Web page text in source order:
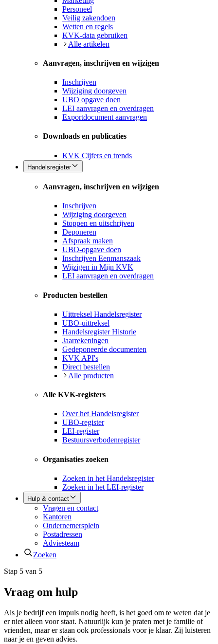
Personeel
Veilig zakendoen
Wetten en regels
KVK-data gebruiken
Alle artikelen
Aanvragen, inschrijven en wijzigen
Inschrijven
Wijziging doorgeven
UBO opgave doen
LEI aanvragen en overdragen
Exportdocument aanvragen
Downloads en publicaties
KVK Cijfers en trends
Handelsregister
Aanvragen, inschrijven en wijzigen
Inschrijven
Wijziging doorgeven
Stoppen en uitschrijven
Deponeren
Afspraak maken
UBO-opgave doen
Inschrijven Eenmanszaak
Wijzigen in Mijn KVK
LEI aanvragen en overdragen
Producten bestellen
Uittreksel Handelsregister
UBO-uittreksel
Handelsregister Historie
Jaarrekeningen
Gedeponeerde documenten
KVK API's
Direct bestellen
Alle producten
Alle KVK-registers
Over het Handelsregister
UBO-register
LEI-register
Bestuursverbodenregister
Organisaties zoeken
Zoeken in het Handelsregister
Zoeken in het LEI-register
Hulp & contact
Vragen en contact
Kantoren
Ondernemersplein
Postadressen
Adviesteam
Zoeken
Stap 5 van 5
Vraag om hulp
Als je bedrijf een impuls nodig heeft, is het goed om te weten dat je
er niet alleen voor staat. Natuurlijk kun je praten met je familie of
vrienden, maar er staan ook professionals voor je klaar. Zij luisteren
naar je en geven advies.